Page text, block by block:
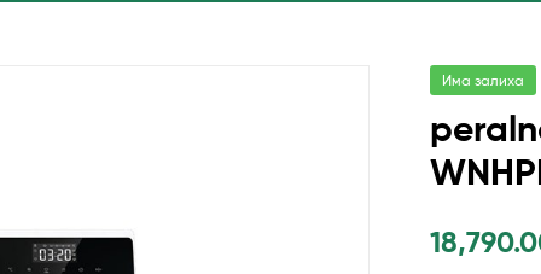
Има залиха